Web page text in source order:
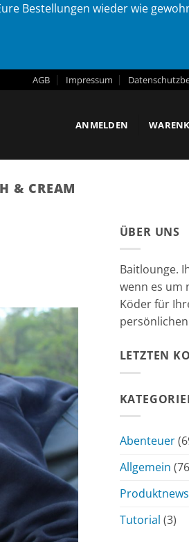
Bestellungen wieder wie
AGB Impressum
ANMELDEN
& CREAM
ÜBER UNS
Baitlounge.
wenn es um
Köder für
LETZTEN
Abenteuer
Allgemein
Produktnews
Tutorial (3)